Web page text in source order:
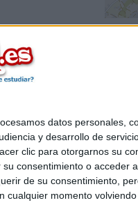
datos personales,
y desarrollo de
clic para otorgarnos su
consentimiento o
de su consentimiento,
momento
|Anúnciate
generales|Política de
28006 Madrid [ESPAÑA] -